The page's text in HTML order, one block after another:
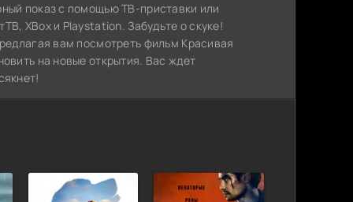
показ с помощью ТВ-приставки или
XBox и Playstation. Забудьте о скуке!
вам посмотреть фильм Красивая
на новые открытия. Вас ждет